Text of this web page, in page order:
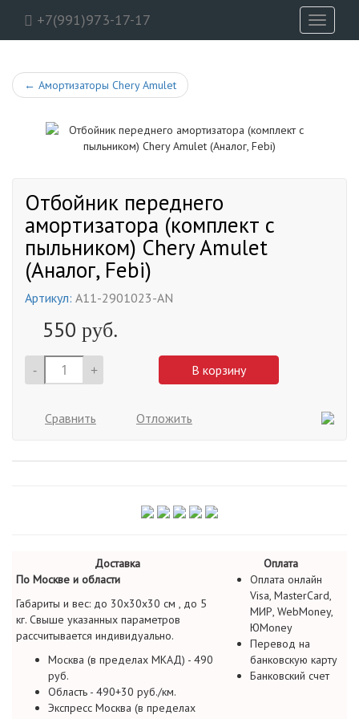
+7(991)973-17-17
Toggle
← Амортизаторы Chery Amulet
Отбойник переднего
амортизатора (комплект с
пыльником) Chery Amulet
(Аналог, Febi)
Артикул: A11-2901023-AN
550 руб.
- + В корзину
Сравнить Отложить
Доставка
Оплата
По Москве и области
Габариты и вес: до 30х30х30 см , до 5
кг. Свыше указанных параметров
рассчитывается индивидуально.
Москва (в пределах МКАД) - 490
руб.
Область - 490+30 руб./км.
Экспресс Москва (в пределах
Оплата онлайн
Visa, MasterCard,
МИР, WebMoney,
ЮMoney
Перевод на
банковскую карту
Банковский счет